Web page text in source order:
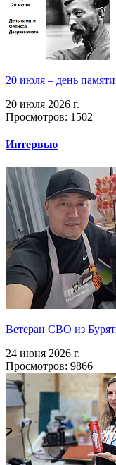
20 июля – день
20 июля 2026 г.
Просмотров: 1502
Интервью
Ветеран СВО из
24 июня 2026 г.
Просмотров: 9866